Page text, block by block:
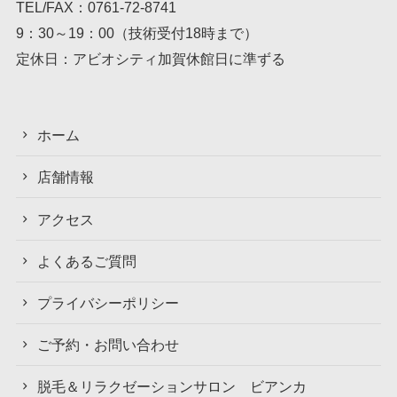
TEL/FAX： 0761-72-8741
9：30～19：00（技術受付18時まで）
定休日：アビオシティ加賀休館日に準ずる
ホーム
店舗情報
アクセス
よくあるご質問
プライバシーポリシー
ご予約・お問い合わせ
脱毛＆リラクゼーションサロン ビアンカ